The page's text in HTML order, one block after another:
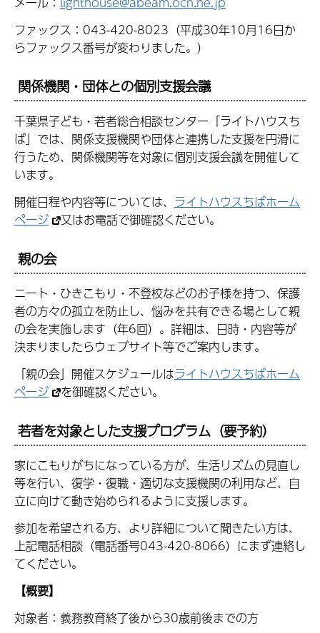
ファックス：043-420-8023（平成30年10月16日か
らファックス番号が変わりました。）
関係機関・団体との個別支援会議
千葉県子ども・若者総合相談センター「ライトハウスち
ば」では、関係支援機関や団体と連携した支援を円滑に
行うため、関係機関等を対象に個別支援会議を開催して
います。
開催日程や内容等については、 ライトハウスちばホーム
ページ
又はお電話で御確認ください。
親の会
ニート・ひきこもり・不登校などのお子様を持つ、保護
者の方々の孤立を防止し、悩みを共有できる場として親
の会を実施します（年6回）。詳細は、日時・内容等が
決まりましたらウェブサイト等でご案内します。
「親の会」開催スケジュールはライトハウスちばホーム
ページ
を御確認ください。
若者を対象とした支援プログラム（要予約）
家にこもりがちになっている方が、生活リズムの見直し
等を行い、復学・復職・適切な支援機関の利用など、自
立に向けて動き始められるように支援します。
参加を希望される方、より詳細について聞きたい方は、
上記電話相談（電話番号043-420-8066）にまず連絡し
てください。
【概要】
対象者：義務教育終了後から30歳前後までの方